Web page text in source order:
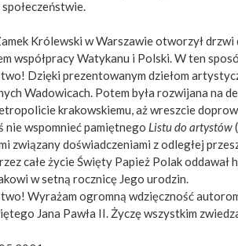
Królewski w Warszawie otworzył
współpracy Watykanu i Polski. W ten
Dzięki prezentowanym dziełom
Wadowicach. Potem była rozwijana na
krakowskiemu, aż wreszcie
nie wspomnieć pamiętnego Listu do artystów
związany doświadczeniami z odległej
całe życie Święty Papież Polak
w setną rocznicę Jego urodzin.
Wyrażam ogromną wdzięczność
Jana Pawła II. Życzę wszystkim